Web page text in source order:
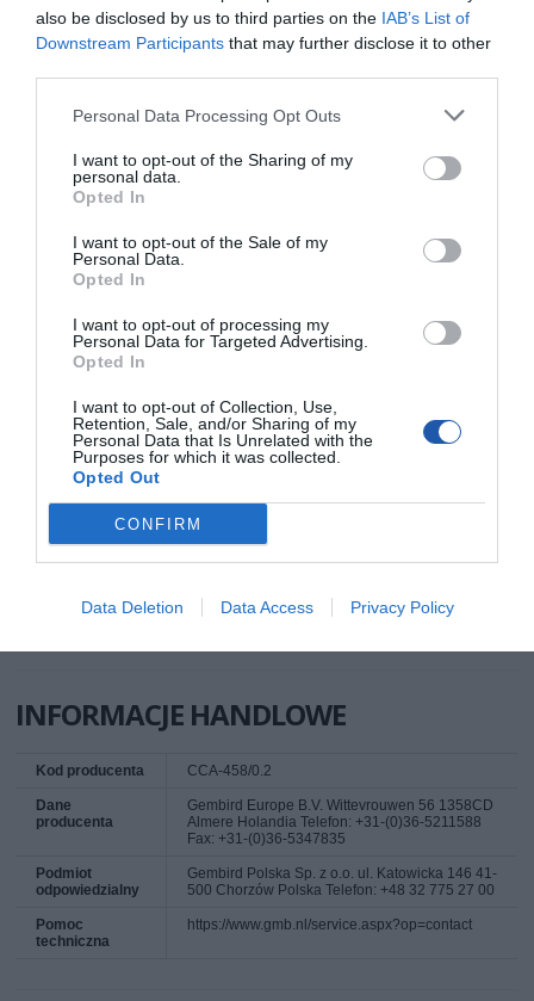
also be disclosed by us to third parties on the IAB’s List of
Downstream Participants that may further disclose it to other
Personal Data Processing Opt Outs
I want to opt-out of the Sharing of my
personal data.
Opted In
I want to opt-out of the Sale of my
Personal Data.
Opted In
I want to opt-out of processing my
Personal Data for Targeted Advertising.
Opted In
I want to opt-out of Collection, Use,
Retention, Sale, and/or Sharing of my
Personal Data that Is Unrelated with the
Purposes for which it was collected.
Opted Out
CONFIRM
Data Deletion Data Access Privacy Policy
SPECYFIKACJA
Symbol
producenta
CCA-458/0.2
JACK 3,5mm M / 2x RCA (CINCH) M, 0.20M
Producent
Video|Toslink|RCA|JACK|XLR
Rodzaj kabla
(cinch)
Wtyczki Jack 1x męska Jack 3,5mm stereo
Długość kabla
Kolor kabla Czarny
Deklarowana waga jest wagą minimalną i może różnić się w zależności od
INFORMACJE HANDLOWE
Kod producenta CCA-458/0.2
Dane
producenta
Gembird Europe B.V. Wittevrouwen 56 1358CD
Almere Holandia Telefon: +31-(0)36-5211588
Fax: +31-(0)36-5347835
Podmiot
odpowiedzialny
Gembird Polska Sp. z o.o. ul. Katowicka 146 41-
500 Chorzów Polska Telefon: +48 32 775 27 00
Pomoc
techniczna
https://www.gmb.nl/service.aspx?op=contact